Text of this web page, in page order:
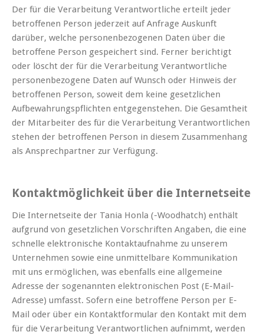
Der für die Verarbeitung Verantwortliche erteilt jeder
betroffenen Person jederzeit auf Anfrage Auskunft
darüber, welche personenbezogenen Daten über die
betroffene Person gespeichert sind. Ferner berichtigt
oder löscht der für die Verarbeitung Verantwortliche
personenbezogene Daten auf Wunsch oder Hinweis der
betroffenen Person, soweit dem keine gesetzlichen
Aufbewahrungspflichten entgegenstehen. Die Gesamtheit
der Mitarbeiter des für die Verarbeitung Verantwortlichen
stehen der betroffenen Person in diesem Zusammenhang
als Ansprechpartner zur Verfügung.
Kontaktmöglichkeit über die Internetseite
Die Internetseite der Tania Honla (-Woodhatch) enthält
aufgrund von gesetzlichen Vorschriften Angaben, die eine
schnelle elektronische Kontaktaufnahme zu unserem
Unternehmen sowie eine unmittelbare Kommunikation
mit uns ermöglichen, was ebenfalls eine allgemeine
Adresse der sogenannten elektronischen Post (E-Mail-
Adresse) umfasst. Sofern eine betroffene Person per E-
Mail oder über ein Kontaktformular den Kontakt mit dem
für die Verarbeitung Verantwortlichen aufnimmt, werden